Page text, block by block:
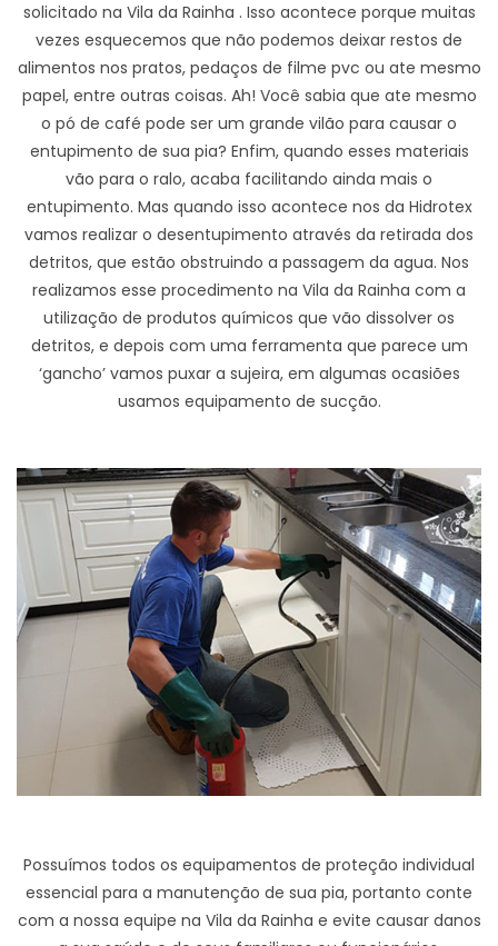
solicitado na Vila da Rainha . Isso acontece porque muitas
vezes esquecemos que não podemos deixar restos de
alimentos nos pratos, pedaços de filme pvc ou ate mesmo
papel, entre outras coisas. Ah! Você sabia que ate mesmo
o pó de café pode ser um grande vilão para causar o
entupimento de sua pia? Enfim, quando esses materiais
vão para o ralo, acaba facilitando ainda mais o
entupimento. Mas quando isso acontece nos da Hidrotex
vamos realizar o desentupimento através da retirada dos
detritos, que estão obstruindo a passagem da agua. Nos
realizamos esse procedimento na Vila da Rainha com a
utilização de produtos químicos que vão dissolver os
detritos, e depois com uma ferramenta que parece um
‘gancho’ vamos puxar a sujeira, em algumas ocasiões
usamos equipamento de sucção.
Possuímos todos os equipamentos de proteção individual
essencial para a manutenção de sua pia, portanto conte
com a nossa equipe na Vila da Rainha e evite causar danos